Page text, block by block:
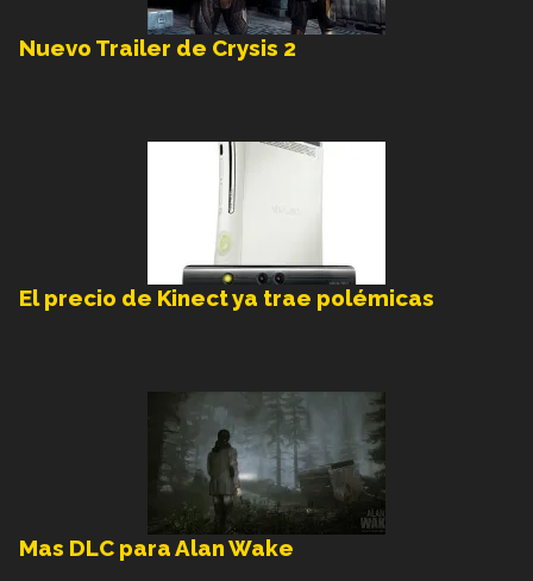
Nuevo Trailer de Crysis 2
El precio de Kinect ya trae polémicas
Mas DLC para Alan Wake